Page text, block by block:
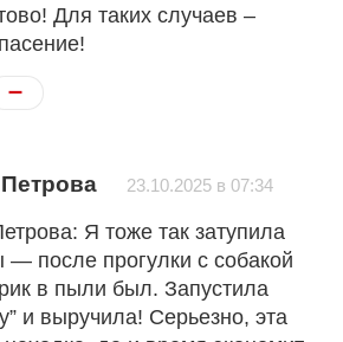
Для таких случаев –
23.10.2025 в 07:34
Я тоже так затупила
после прогулки с собакой
в пыли был. Запустила
и выручила! Серьезно, эта